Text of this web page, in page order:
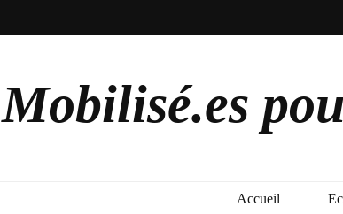
Mobilisé.es
Accueil